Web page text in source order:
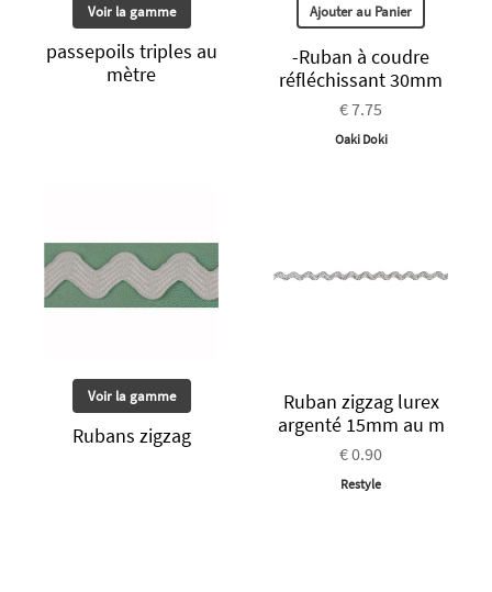
Voir la gamme
passepoils triples au
mètre
Ajouter au Panier
-Ruban à coudre
réfléchissant 30mm
€ 7.75
Oaki Doki
Voir la gamme
Rubans zigzag
Ruban zigzag lurex
argenté 15mm au m
€ 0.90
Restyle